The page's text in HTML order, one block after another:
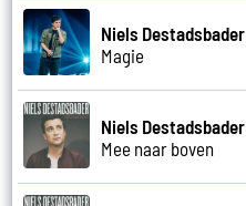
Niels Destadsbader
Magie
Niels Destadsbader
Mee naar boven